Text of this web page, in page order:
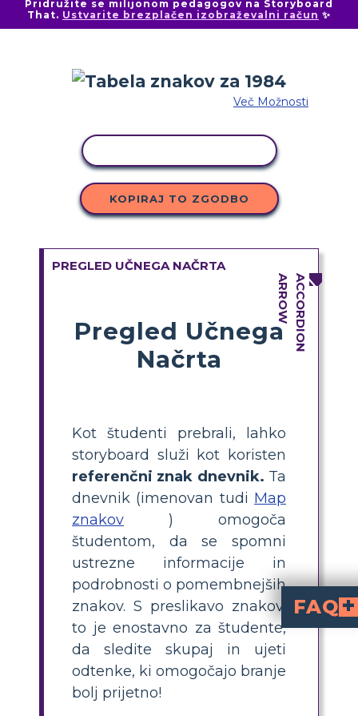
Pridružite se milijonom pedagogov na Storyboard
That. Ustvarite brezplačen izobraževalni račun ✨
Več Možnosti
KOPIRAJ TO ZGODBO
PREGLED UČNEGA NAČRTA
Pregled Učnega
Načrta
Kot študenti prebrali, lahko
storyboard služi kot koristen
referenčni znak dnevnik. Ta
dnevnik (imenovan tudi Map
znakov ) omogoča
študentom, da se spomni
ustrezne informacije in
podrobnosti o pomembnejših
znakov. S preslikavo znakov,
to je enostavno za študente,
da sledite skupaj in ujeti
odtenke, ki omogočajo branje
bolj prijetno!
FAQ